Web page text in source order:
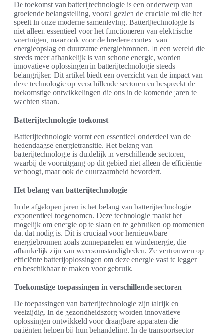
De toekomst van batterijtechnologie is een onderwerp van
groeiende belangstelling, vooral gezien de cruciale rol die het
speelt in onze moderne samenleving. Batterijtechnologie is
niet alleen essentieel voor het functioneren van elektrische
voertuigen, maar ook voor de bredere context van
energieopslag en duurzame energiebronnen. In een wereld die
steeds meer afhankelijk is van schone energie, worden
innovatieve oplossingen in batterijtechnologie steeds
belangrijker. Dit artikel biedt een overzicht van de impact van
deze technologie op verschillende sectoren en bespreekt de
toekomstige ontwikkelingen die ons in de komende jaren te
wachten staan.
Batterijtechnologie toekomst
Batterijtechnologie vormt een essentieel onderdeel van de
hedendaagse energietransitie. Het belang van
batterijtechnologie is duidelijk in verschillende sectoren,
waarbij de vooruitgang op dit gebied niet alleen de efficiëntie
verhoogt, maar ook de duurzaamheid bevordert.
Het belang van batterijtechnologie
In de afgelopen jaren is het belang van batterijtechnologie
exponentieel toegenomen. Deze technologie maakt het
mogelijk om energie op te slaan en te gebruiken op momenten
dat dat nodig is. Dit is cruciaal voor hernieuwbare
energiebronnen zoals zonnepanelen en windenergie, die
afhankelijk zijn van weersomstandigheden. Ze vertrouwen op
efficiënte batterijoplossingen om deze energie vast te leggen
en beschikbaar te maken voor gebruik.
Toekomstige toepassingen in verschillende sectoren
De toepassingen van batterijtechnologie zijn talrijk en
veelzijdig. In de gezondheidszorg worden innovatieve
oplossingen ontwikkeld voor draagbare apparaten die
patiënten helpen bij hun behandeling. In de transportsector